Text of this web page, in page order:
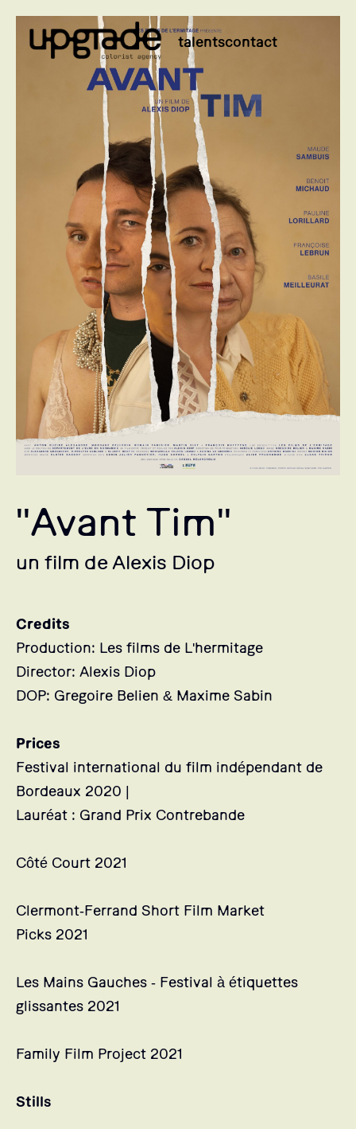
talentscontact
"Avant Tim"
un film de Alexis Diop
Credits
Production: Les films de L'hermitage
Director: Alexis Diop
DOP: Gregoire Belien & Maxime Sabin
Prices
Festival international du film indépendant de
Bordeaux 2020 |
Lauréat : Grand Prix Contrebande
Côté Court 2021
Clermont-Ferrand Short Film Market
Picks 2021
Les Mains Gauches - Festival à étiquettes
glissantes 2021
Family Film Project 2021
Stills